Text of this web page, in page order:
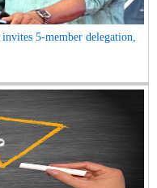
5-member delegation,